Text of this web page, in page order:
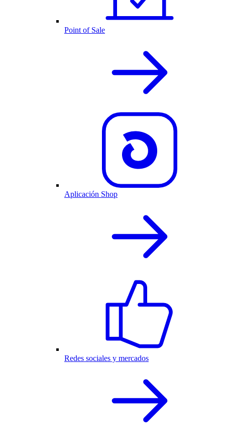
Point of Sale
Aplicación Shop
Redes sociales y mercados